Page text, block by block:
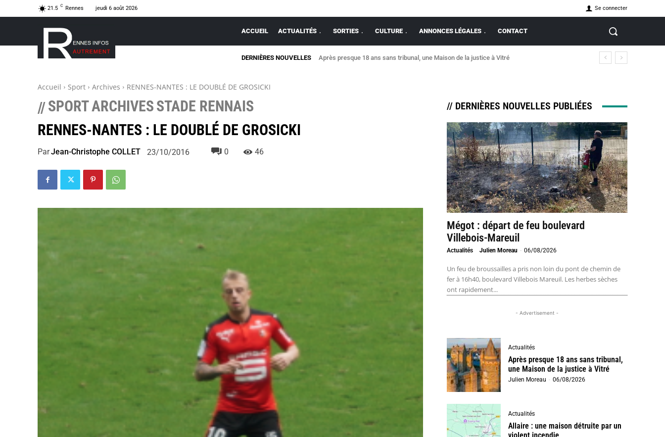
21.5 C Rennes jeudi 6 août 2026 Se connecter
ACCUEIL ACTUALITÉS SORTIES CULTURE ANNONCES LÉGALES CONTACT
DERNIÈRES NOUVELLES Après presque 18 ans sans tribunal, une Maison de la justice à Vitré
Allaire : une maison détruite par un violent incendie
Accueil Sport Archives RENNES-NANTES : LE DOUBLÉ DE GROSICKI
//SPORTARCHIVES STADE RENNAIS
RENNES-NANTES : LE DOUBLÉ DE GROSICKI
ParJean-Christophe COLLET 23/10/2016 0 46
// DERNIÈRES NOUVELLES PUBLIÉES
Mégot : départ de feu boulevard
Villebois-Mareuil
Actualités Julien Moreau - 06/08/2026
Un feu de broussailles a pris non loin du pont de chemin de
fer à 16h40, boulevard Villebois Mareuil. Les herbes sèches
ont rapidement...
- Advertisement -
Actualités
Après presque 18 ans sans tribunal,
une Maison de la justice à Vitré
Julien Moreau - 06/08/2026
Actualités
Allaire : une maison détruite par un